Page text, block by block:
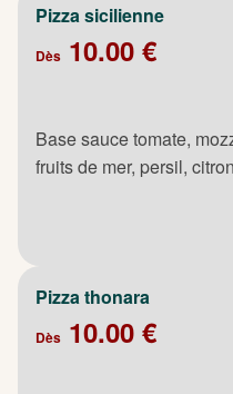
Pizza sicilienne
Dès 10.00 €
Base sauce tomate,
fruits de mer, persil, citron
Pizza thonara
Dès 10.00 €